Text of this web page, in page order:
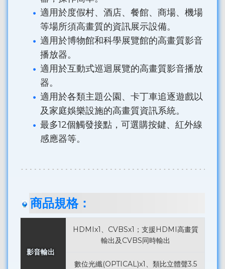
適用於度假村、酒店、餐館、商場、機場
等場所須高畫質的資訊展示設備。
適用於博物館和科學展覽館的高畫質影音
播放器。
適用於互動式巡迴展覽的高畫質影音播放
器。
適用於各類主題公園、卡丁車追逐遊戲以
及家庭娛樂設施的高畫質資訊系統。
最多12個觸發接點，可選購按鍵、紅外線
感應器等。
商品規格：
影音輸出
HDMIx1、CVBSx1；支援HDMI高畫質
輸出及CVBS同時輸出
數位光纖(OPTICAL)x1、類比立體聲3.5